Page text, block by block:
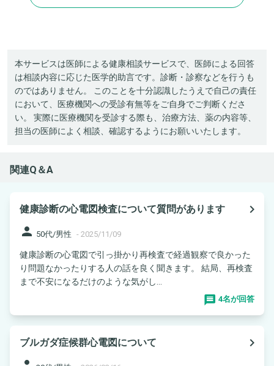
本サービスは医師による健康相談サービスで、医師による回答
は相談内容に応じた医学的助言です。診断・診察などを行うも
のではありません。 このことを十分認識したうえで自己の責任
において、医療機関への受診有無等をご自身でご判断くださ
い。 実際に医療機関を受診する際も、治療方法、薬の内容等、
担当の医師によく相談、確認するようにお願いいたします。
関連Q＆A
健康診断の心電図検査について質問があります
navigate_next
person 50代/男性 - 2025/11/09
健康診断の心電図で引っ掛かり再検査で経過観察で良かった
り問題なかったりする人の話を良く聞きます。 結局、再検査
まで不安になるだけのような気がし...
4名が回答
ブルガダ症候群心電図について
navigate_next